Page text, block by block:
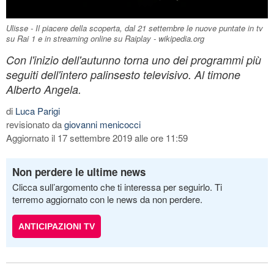
Ulisse - Il piacere della scoperta, dal 21 settembre le nuove puntate in tv
su Rai 1 e in streaming online su Raiplay - wikipedia.org
Con l'inizio dell'autunno torna uno dei programmi più
seguiti dell'intero palinsesto televisivo. Al timone
Alberto Angela.
di Luca Parigi
revisionato dagiovanni menicocci
Aggiornato il 17 settembre 2019 alle ore 11:59
Non perdere le ultime news
Clicca sull’argomento che ti interessa per seguirlo. Ti
terremo aggiornato con le news da non perdere.
ANTICIPAZIONI TV